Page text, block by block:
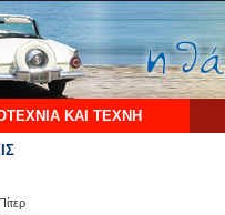
ΚΑΙ ΤΕΧΝΗ